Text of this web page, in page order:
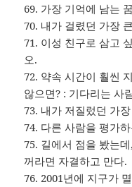
69. 가장 기억에 남는
70. 내가 걸렸던 가장
71. 이성 친구로 삼고
오.
72. 약속 시간이 훨씬
않으면? : 기다리는 사
73. 내가 저질렀던 가
74. 다른 사람을 평가
75. 길에서 점을 봤는
꺼라면 자결하고 만다.
76. 2001년에 지구가